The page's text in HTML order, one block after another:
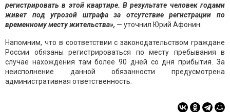
регистрировать в этой квартире. В результате человек годами
живет под угрозой штрафа за отсутствие регистрации по
временному месту жительства», — уточнил Юрий Афонин.
Напомним, что в соответствии с законодательством граждане
России обязаны регистрироваться по месту пребывания в
случае нахождения там более 90 дней со дня прибытия. За
неисполнение данной обязанности предусмотрена
административная ответственность.